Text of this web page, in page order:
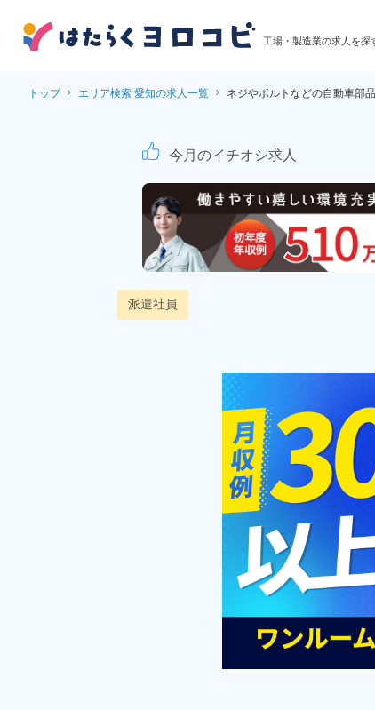
工場・製造業の求人を探
トップ エリア検索 愛知の求人一覧 ネジやボルトなどの自動車部
ネジやボルトなど
今月のイチオシ求人
派遣社員